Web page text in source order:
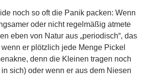
noch so oft die Panik packen: Wenn
oder nicht regelmäßig atmete
eben von Natur aus „periodisch“, das
er plötzlich jede Menge Pickel
denn die Kleinen tragen noch
sich) oder wenn er aus dem Niesen